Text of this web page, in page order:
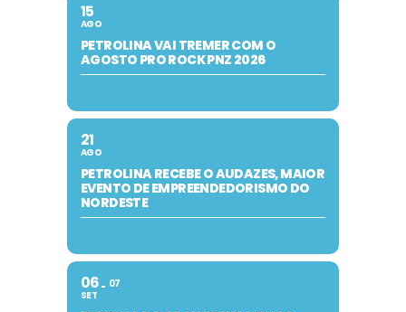
15
AGO
PETROLINA VAI TREMER COM O
AGOSTO PRO ROCK PNZ 2026
21
AGO
PETROLINA RECEBE O AUDAZES, MAIOR
EVENTO DE EMPREENDEDORISMO DO
NORDESTE
06
SET
07